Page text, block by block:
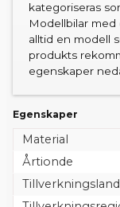
kategoriseras
Modellbilar med
alltid en modell
produkts
egenskaper
Egenskaper
Material
Årtionde
Tillverkningsland